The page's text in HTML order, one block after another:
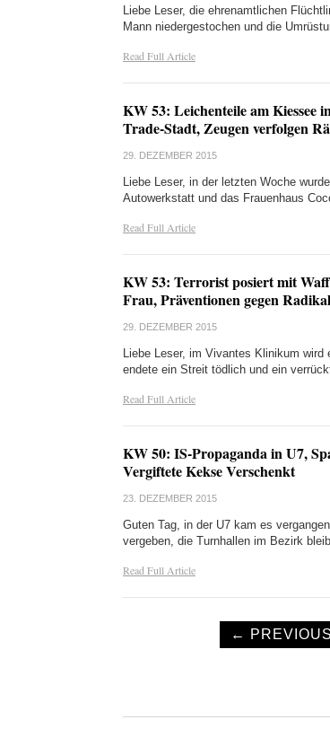
Liebe Leser, die ehrenamtlichen
Mann niedergestochen und die
Read Full Article
KW 53: Leichenteile am Kiessee
Trade-Stadt, Zeugen verfolgen
29. DEZEMBER 2015
Liebe Leser, in der letzten Woche
Autowerkstatt und das Frauenhaus
Read Full Article
KW 53: Terrorist posiert mit
Frau, Präventionen gegen
29. DEZEMBER 2015
Liebe Leser, im Vivantes Klinikum
endete ein Streit tödlich und ein
Read Full Article
KW 50: IS-Propaganda in U7,
Vergiftete Kekse Verschenkt
23. DEZEMBER 2015
Guten Tag, in der U7 kam es
vergeben, die Turnhallen im Bezirk
Read Full Article
← PREVIOUS